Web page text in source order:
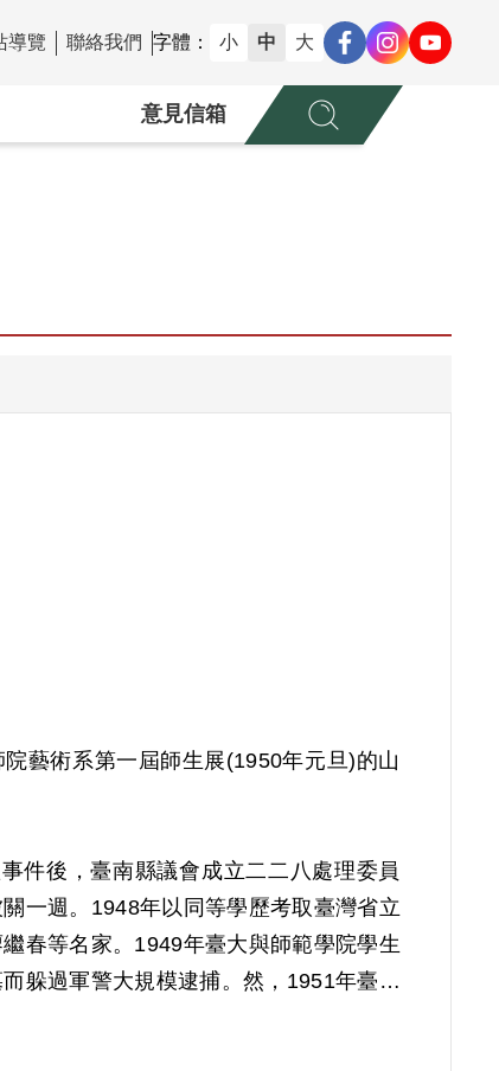
導覽 聯絡我們 字體： 小 中 大
意見信箱
藝術系第一屆師生展(1950年元旦)的山
件後，臺南縣議會成立二二八處理委員
一週。1948年以同等學歷考取臺灣省立
春等名家。1949年臺大與師範學院學生
躲過軍警大規模逮捕。然，1951年臺大
書會，並閱讀《唯物論辯證法》，故牽